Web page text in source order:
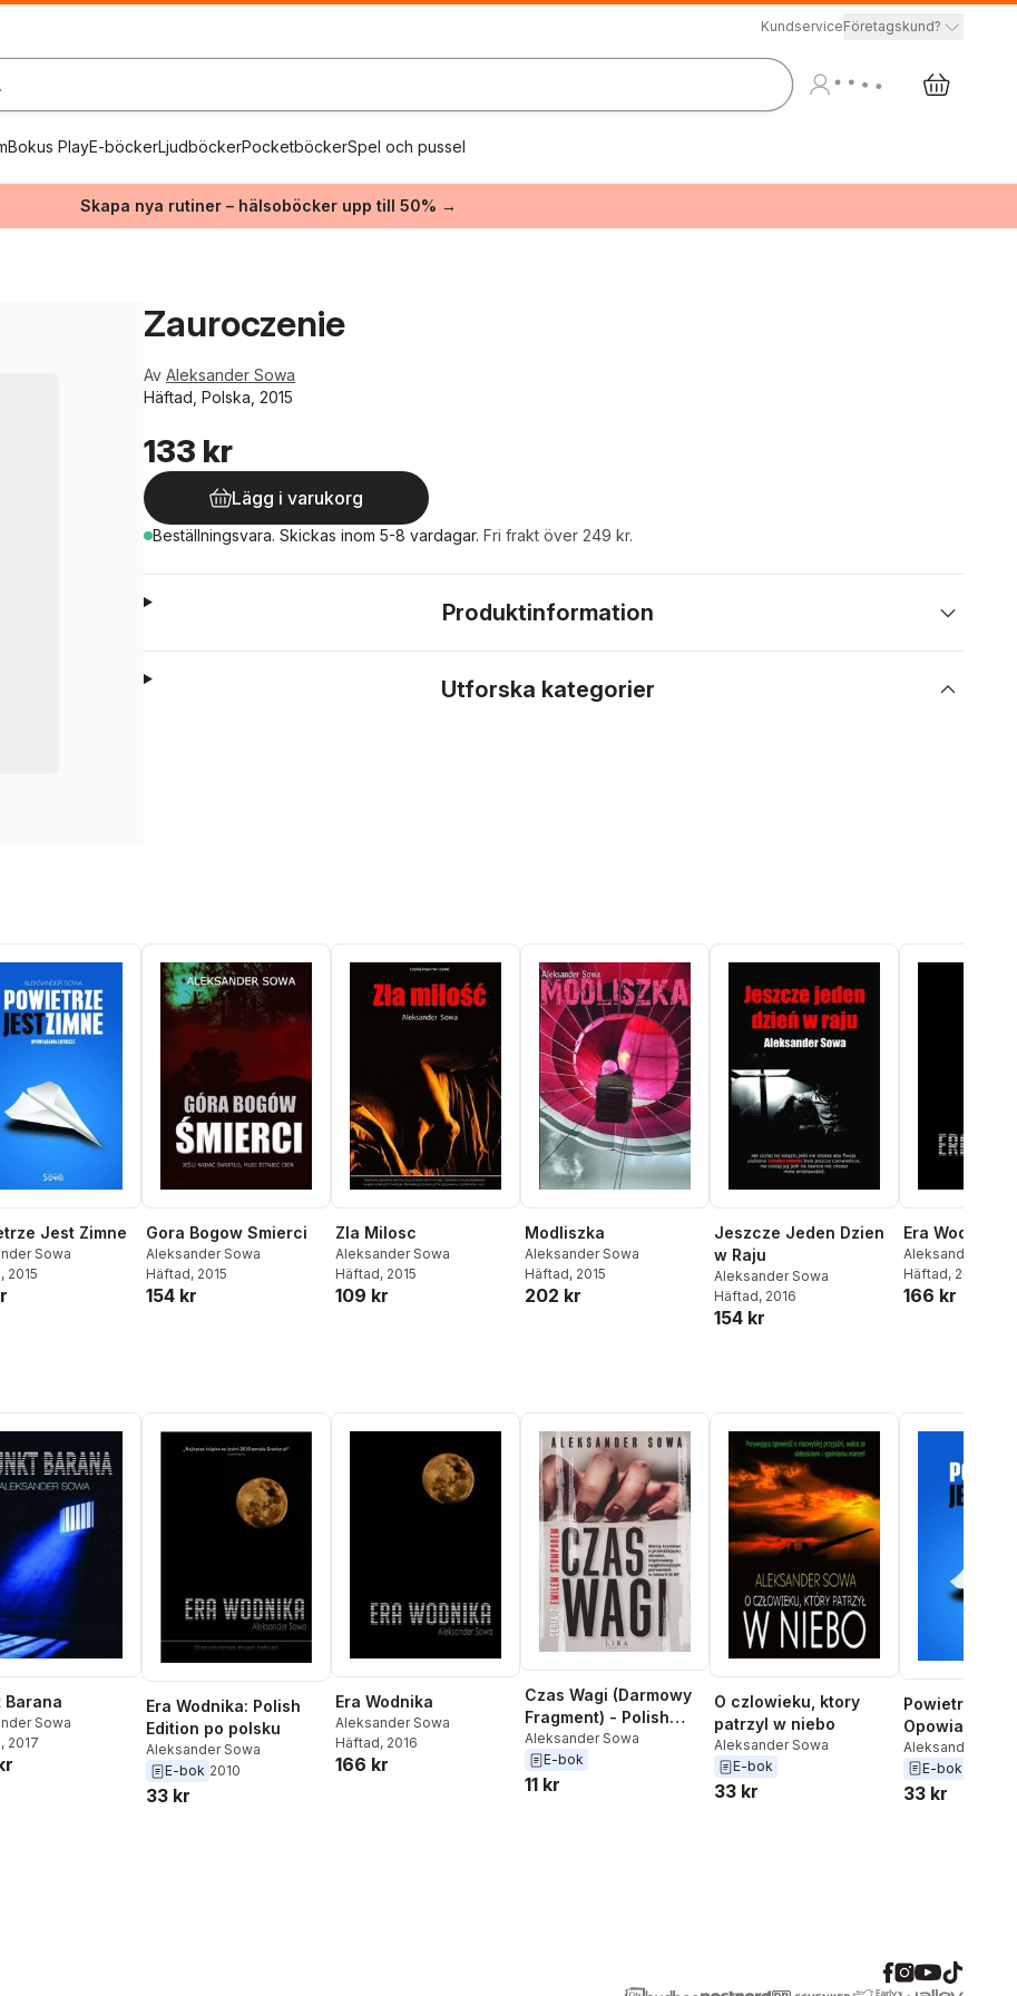
KundserviceFöretagskund?
Bokus PlayE-böckerLjudböckerPocketböckerSpel och pussel
Skapa nya rutiner – hälsoböcker upp till 50% →
Zauroczenie
Av Aleksander Sowa
Häftad, Polska, 2015
133 kr
Lägg i varukorg
Beställningsvara. Skickas inom 5-8 vardagar. Fri frakt över 249 kr.
Produktinformation
Utforska kategorier
Jest Zimne
Sowa
, 2015
Gora Bogow Smierci
Aleksander Sowa
Häftad, 2015
154 kr
Zla Milosc
Aleksander Sowa
Häftad, 2015
109 kr
Modliszka
Aleksander Sowa
Häftad, 2015
202 kr
Jeszcze Jeden Dzien
w Raju
Aleksander Sowa
Häftad, 2016
154 kr
Era Wodnika
Aleksander Sowa
Häftad, 2016
166 kr
Barana
Sowa
, 2017
Era Wodnika: Polish
Edition po polsku
Aleksander Sowa
E-bok 2010
33 kr
Era Wodnika
Aleksander Sowa
Häftad, 2016
166 kr
Czas Wagi (Darmowy
Fragment) - Polish
Edition Po Polsku
Aleksander Sowa
E-bok
11 kr
O czlowieku, ktory
patrzyl w niebo
Aleksander Sowa
E-bok
33 kr
Powietrze
Opowiadania
Aleksander Sowa
E-bok
33 kr